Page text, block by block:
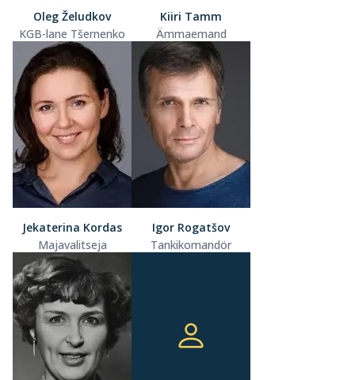
Oleg Želudkov
KGB-lane Tšernenko
Kiiri Tamm
Ämmaemand
Jekaterina Kordas
Majavalitseja
Igor Rogatšov
Tankikomandör